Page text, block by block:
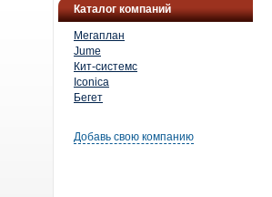
Каталог компаний
Мегаплан
Jume
Кит-системс
Iconica
Бегет
Добавь свою компанию